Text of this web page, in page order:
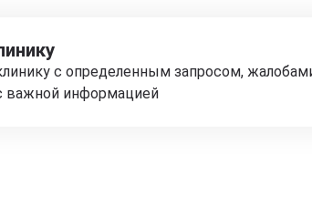
с определенным запросом,
важной информацией